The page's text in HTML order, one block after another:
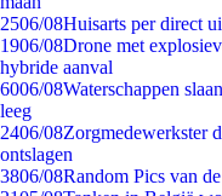
2506/08Huisarts per direct
1906/08Drone met
hybride aanval
6006/08Waterschappen
leeg
2406/08Zorgmedewerkster
ontslagen
3806/08Random Pics van